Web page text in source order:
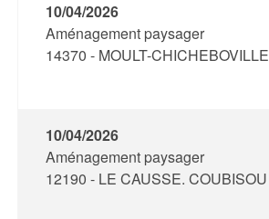
10/04/2026
Aménagement paysager
14370 - MOULT-CHICHEBOVILLE
10/04/2026
Aménagement paysager
12190 - LE CAUSSE. COUBISOU